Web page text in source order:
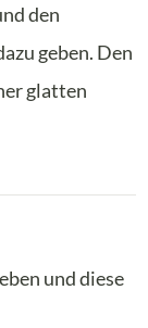
den
geben. Den
glatten
und diese